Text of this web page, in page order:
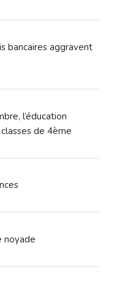
bancaires aggravent
l’éducation
de 4ème
noyade